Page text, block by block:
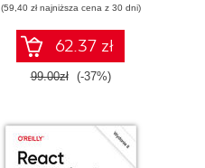
aplikacji
internetowych
(59,40 zł najniższa cena z 30 dni)
62.37 zł
99.00zł (-37%)